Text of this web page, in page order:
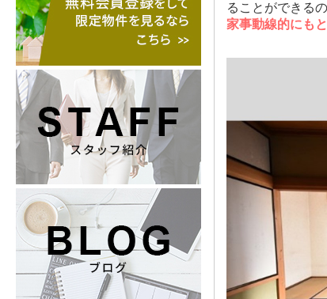
ることができるの
家事動線的にも